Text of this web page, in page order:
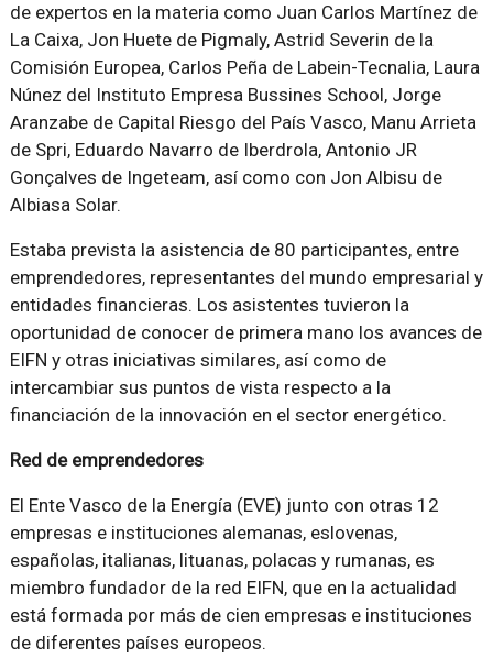
de expertos en la materia como Juan Carlos Martínez de
La Caixa, Jon Huete de Pigmaly, Astrid Severin de la
Comisión Europea, Carlos Peña de Labein-Tecnalia, Laura
Núnez del Instituto Empresa Bussines School, Jorge
Aranzabe de Capital Riesgo del País Vasco, Manu Arrieta
de Spri, Eduardo Navarro de Iberdrola, Antonio JR
Gonçalves de Ingeteam, así como con Jon Albisu de
Albiasa Solar.
Estaba prevista la asistencia de 80 participantes, entre
emprendedores, representantes del mundo empresarial y
entidades financieras. Los asistentes tuvieron la
oportunidad de conocer de primera mano los avances de
EIFN y otras iniciativas similares, así como de
intercambiar sus puntos de vista respecto a la
financiación de la innovación en el sector energético.
Red de emprendedores
El Ente Vasco de la Energía (EVE) junto con otras 12
empresas e instituciones alemanas, eslovenas,
españolas, italianas, lituanas, polacas y rumanas, es
miembro fundador de la red EIFN, que en la actualidad
está formada por más de cien empresas e instituciones
de diferentes países europeos.